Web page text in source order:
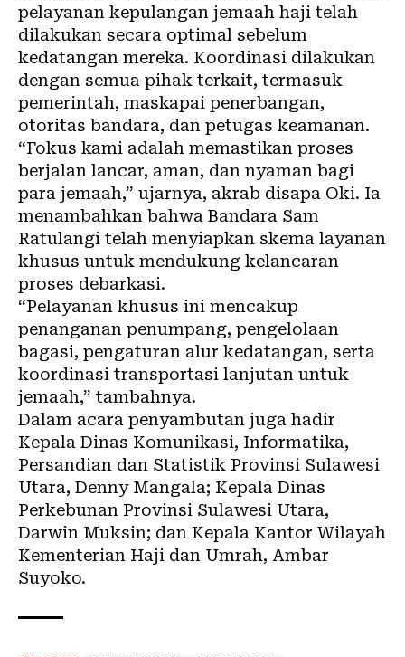
pelayanan kepulangan jemaah haji telah
dilakukan secara optimal sebelum
kedatangan mereka. Koordinasi dilakukan
dengan semua pihak terkait, termasuk
pemerintah, maskapai penerbangan,
otoritas bandara, dan petugas keamanan.
“Fokus kami adalah memastikan proses
berjalan lancar, aman, dan nyaman bagi
para jemaah,” ujarnya, akrab disapa Oki. Ia
menambahkan bahwa Bandara Sam
Ratulangi telah menyiapkan skema layanan
khusus untuk mendukung kelancaran
proses debarkasi.
“Pelayanan khusus ini mencakup
penanganan penumpang, pengelolaan
bagasi, pengaturan alur kedatangan, serta
koordinasi transportasi lanjutan untuk
jemaah,” tambahnya.
Dalam acara penyambutan juga hadir
Kepala Dinas Komunikasi, Informatika,
Persandian dan Statistik Provinsi Sulawesi
Utara, Denny Mangala; Kepala Dinas
Perkebunan Provinsi Sulawesi Utara,
Darwin Muksin; dan Kepala Kantor Wilayah
Kementerian Haji dan Umrah, Ambar
Suyoko.